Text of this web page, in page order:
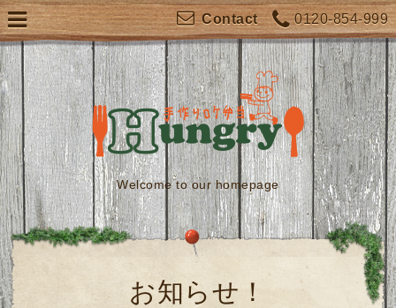
0120-854-999
Contact
Welcome to our homepage
お知らせ！